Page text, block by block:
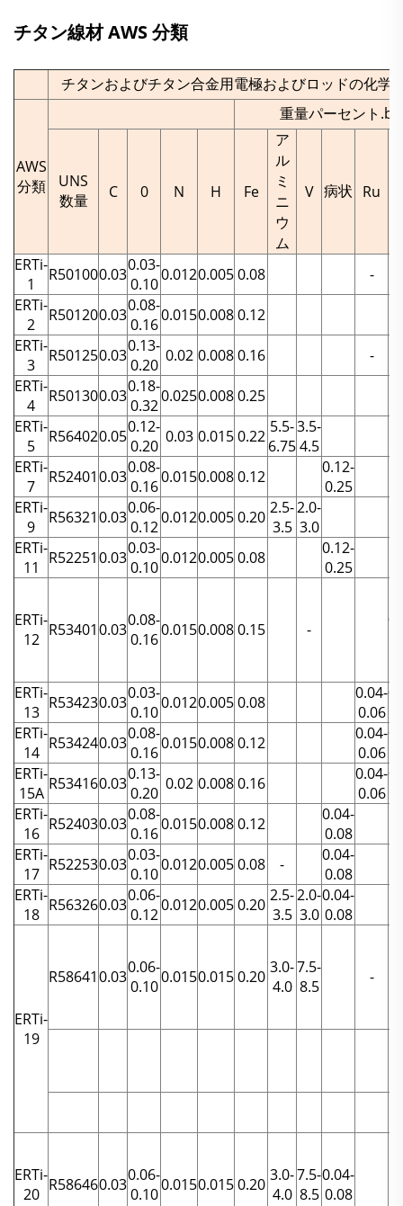
チタン線材 AWS 分類
チタンおよびチタン合金用電極およびロッドの化学
AWS
分類
重量パーセント
UNS
数量
C 0 N H Fe
ア
ル
ミ
ニ
ウ
ム
V 病状 Ru
ERTi-
1
R501000.030.03-
0.100.0120.0050.08
-
ERTi-
2
R501200.030.08-
0.160.0150.0080.12
ERTi-
3
R501250.030.13-
0.20 0.02 0.0080.16
-
ERTi-
4
R501300.030.18-
0.320.0250.0080.25
ERTi-
5
R564020.050.12-
0.20 0.03 0.0150.22 5.5-
6.75
3.5-
4.5
ERTi-
7
R524010.030.08-
0.160.0150.0080.12
0.12-
0.25
ERTi-
9
R563210.030.06-
0.120.0120.0050.20 2.5-
3.5
2.0-
3.0
ERTi-
11
R522510.030.03-
0.100.0120.0050.08
0.12-
0.25
ERTi-
12 R534010.030.08-
0.160.0150.0080.15 -
ERTi-
13 R534230.030.03-
0.100.0120.0050.08
0.04-
0.06
ERTi-
14 R534240.030.08-
0.160.0150.0080.12
0.04-
0.06
ERTi-
15A R534160.030.13-
0.20 0.02 0.0080.16
0.04-
0.06
ERTi-
16 R524030.030.08-
0.160.0150.0080.12
0.04-
0.08
ERTi-
17 R522530.030.03-
0.100.0120.0050.08 -
0.04-
0.08
ERTi-
18 R563260.030.06-
0.120.0120.0050.20 2.5-
3.5
2.0-
3.0
0.04-
0.08
ERTi-
19
R586410.030.06-
0.100.0150.0150.20 3.0-
4.0
7.5-
8.5
-
ERTi-
20 R586460.030.06-
0.100.0150.0150.20 3.0-
4.0
7.5-
8.5
0.04-
0.08